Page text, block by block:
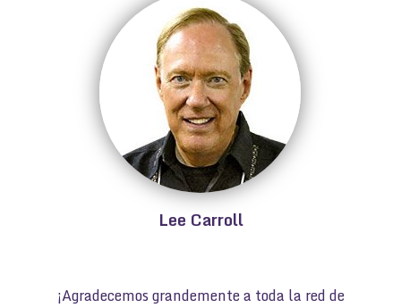
Lee Carroll
¡Agradecemos grandemente a toda la red de